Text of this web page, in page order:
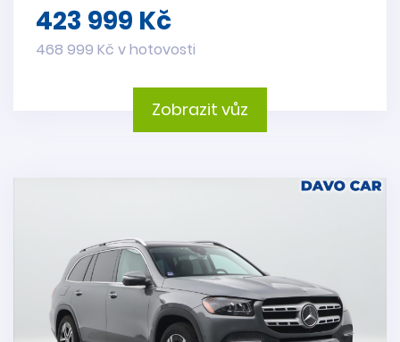
423 999 Kč
468 999 Kč v hotovosti
Zobrazit vůz